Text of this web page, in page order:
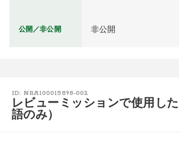
公開／非公開 非公開
ID: NRA100015898-002
レビューミッションで使用し
語のみ）